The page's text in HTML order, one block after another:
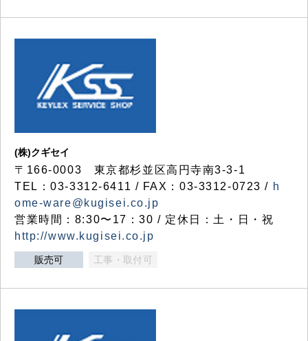
(株)クギセイ
〒166-0003 東京都杉並区高円寺南3-3-1
TEL：03-3312-6411 / FAX：03-3312-0723 / h
ome-ware@kugisei.co.jp
営業時間：8:30〜17：30 / 定休日：土・日・祝
http://www.kugisei.co.jp
販売可 工事・取付可